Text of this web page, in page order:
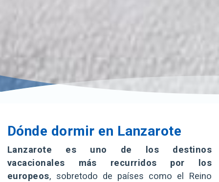
Dónde dormir en Lanzarote
Lanzarote es uno de los destinos
vacacionales más recurridos por los
europeos, sobretodo de países como el Reino